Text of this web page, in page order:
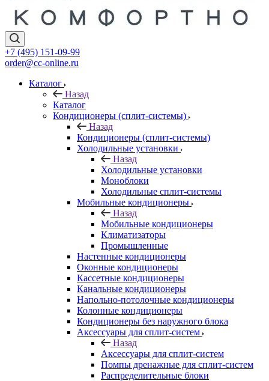
+7 (495) 151-09-99
order@cc-online.ru
Каталог
Назад
Каталог
Кондиционеры (сплит-системы)
Назад
Кондиционеры (сплит-системы)
Холодильные установки
Назад
Холодильные установки
Моноблоки
Холодильные сплит-системы
Мобильные кондиционеры
Назад
Мобильные кондиционеры
Климатизаторы
Промышленные
Настенные кондиционеры
Оконные кондиционеры
Кассетные кондиционеры
Канальные кондиционеры
Напольно-потолочные кондиционеры
Колонные кондиционеры
Кондиционеры без наружного блока
Аксессуары для сплит-систем
Назад
Аксессуары для сплит-систем
Помпы дренажные для сплит-систем
Распределительные блоки